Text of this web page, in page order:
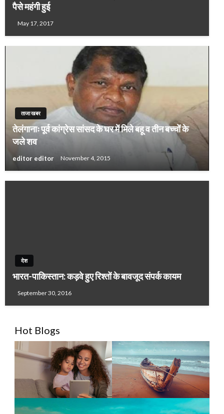
पैसे महंगी हुई
May 17, 2017
ताजा खबर
तेलंगानाः पूर्व कांग्रेस सांसद के घर में मिले बहू व तीन बच्चों के
जले शव
editor editor November 4, 2015
देश
भारत-पाकिस्तान: कड़वे हुए रिश्तों के बावजूद संपर्क कायम
September 30, 2016
Hot Blogs